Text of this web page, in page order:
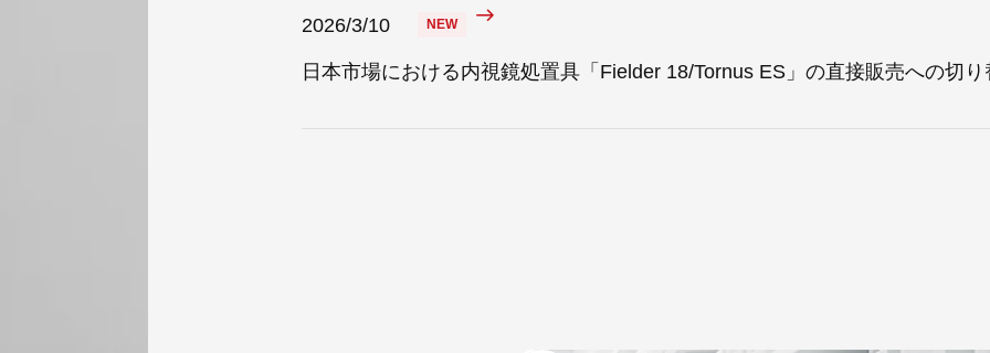
2026/3/10
日本市場における内視鏡処置具「Fielder 18/Tornus ES」の直接販売への切